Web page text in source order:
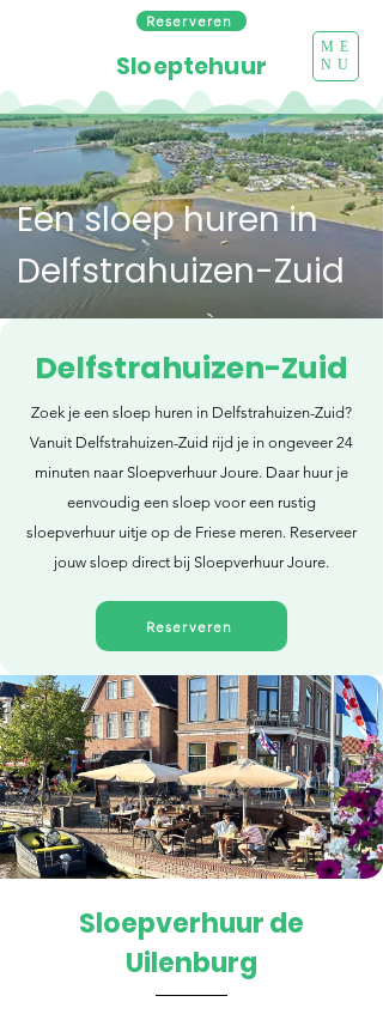
Reserveren
ME
NU
Sloeptehuur
Een sloep huren in
Delfstrahuizen-Zuid
Delfstrahuizen-Zuid
Zoek je een sloep huren in Delfstrahuizen-Zuid?
Vanuit Delfstrahuizen-Zuid rijd je in ongeveer 24
minuten naar Sloepverhuur Joure. Daar huur je
eenvoudig een sloep voor een rustig
sloepverhuur uitje op de Friese meren. Reserveer
jouw sloep direct bij Sloepverhuur Joure.
Reserveren
Direct reserveren
Sloepverhuur de
Uilenburg